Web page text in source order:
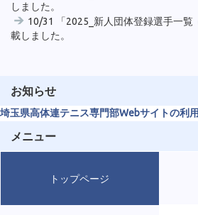
しました。
10/31 「2025_新人団体登録選手一覧
載しました。
お知らせ
埼玉県高体連テニス専門部Webサイトの利
メニュー
トップページ